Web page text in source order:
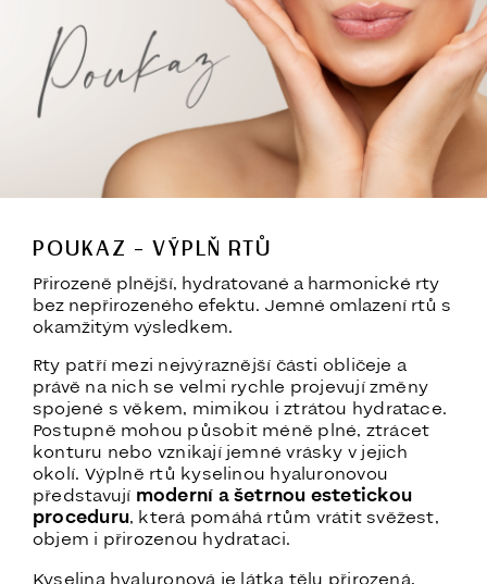
POUKAZ – VÝPLŇ RTŮ
Přirozeně plnější, hydratované a harmonické rty
bez nepřirozeného efektu. Jemné omlazení rtů s
okamžitým výsledkem.
Rty patří mezi nejvýraznější části obličeje a
právě na nich se velmi rychle projevují změny
spojené s věkem, mimikou i ztrátou hydratace.
Postupně mohou působit méně plné, ztrácet
konturu nebo vznikají jemné vrásky v jejich
okolí. Výplně rtů kyselinou hyaluronovou
představují moderní a šetrnou estetickou
proceduru, která pomáhá rtům vrátit svěžest,
objem i přirozenou hydrataci.